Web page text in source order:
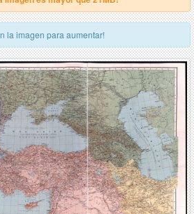
la imagen para aumentar!